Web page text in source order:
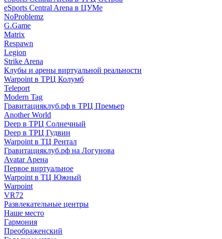
eSports Central Arena в ЦУМе
NoProblemz
G.Game
Matrix
Respawn
Legion
Strike Arena
Клубы и арены виртуальной реальности
Warpoint в ТРЦ Колумб
Teleport
Modern Tag
Гравитацияклуб.рф в ТРЦ Премьер
Another World
Deep в ТРЦ Солнечный
Deep в ТРЦ Гудвин
Warpoint в ТЦ Рентал
Гравитацияклуб.рф на Логунова
Avatar Арена
Первое виртуальное
Warpoint в ТЦ Южный
Warpoint
VR72
Развлекательные центры
Наше место
Гармония
Преображенский